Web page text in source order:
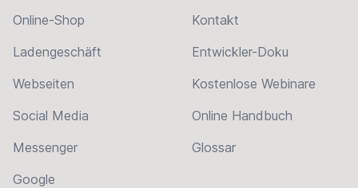
Online-Shop
Ladengeschäft
Webseiten
Social Media
Messenger
Google
Kontakt
Entwickler-Doku
Kostenlose Webinare
Online Handbuch
Glossar